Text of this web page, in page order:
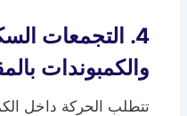
4. التجمعات
والكمبوندات
تتطلب الحركة داخل